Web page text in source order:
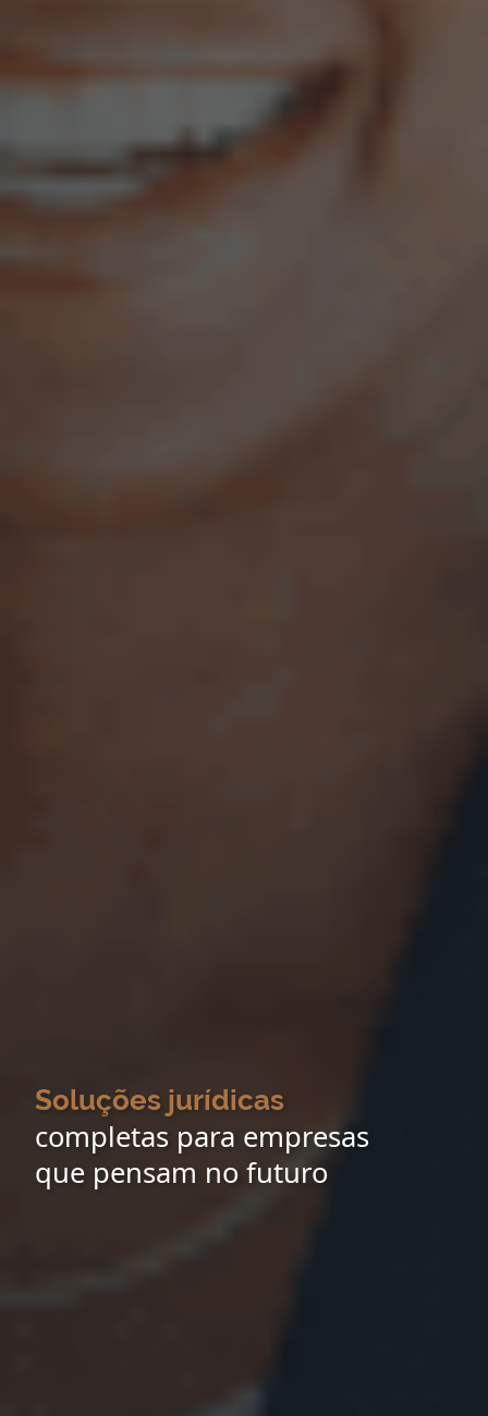
Soluções jurídicas
completas para empresas
que pensam no futuro